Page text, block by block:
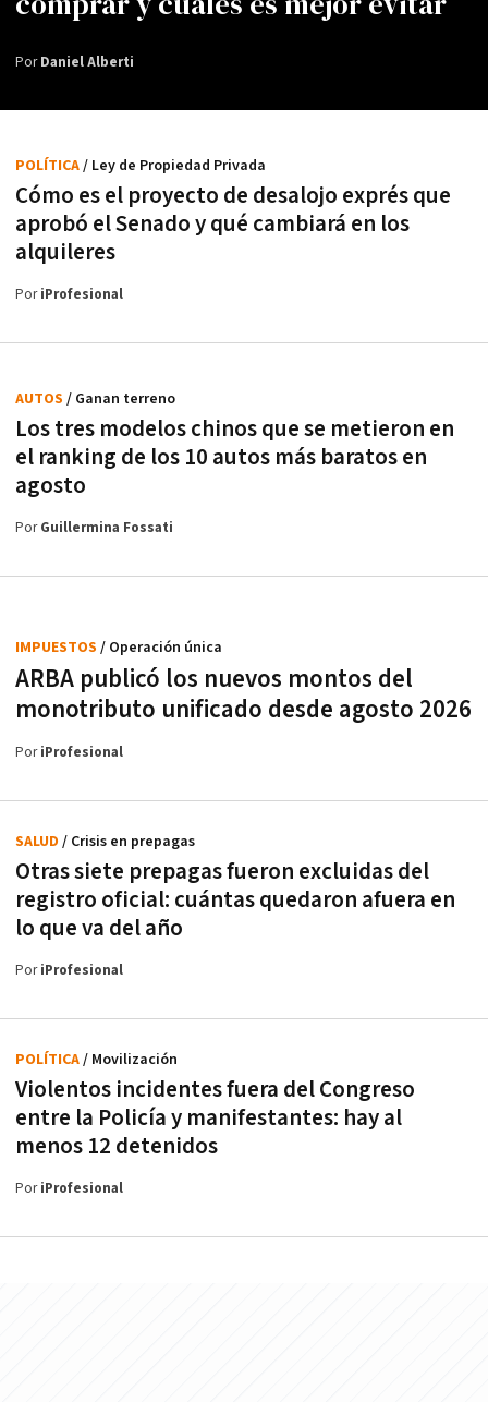
PorDaniel Alberti
Cómo es el proyecto de desalojo exprés que
aprobó el Senado y qué cambiará en los
alquileres
POLÍTICA/ Ley de Propiedad Privada
PoriProfesional
Los tres modelos chinos que se metieron en
el ranking de los 10 autos más baratos en
agosto
AUTOS / Ganan terreno
PorGuillermina Fossati
ARBA publicó los nuevos montos del
monotributo unificado desde agosto 2026
IMPUESTOS / Operación única
PoriProfesional
Otras siete prepagas fueron excluidas del
registro oficial: cuántas quedaron afuera en
lo que va del año
SALUD / Crisis en prepagas
PoriProfesional
Violentos incidentes fuera del Congreso
entre la Policía y manifestantes: hay al
menos 12 detenidos
POLÍTICA/ Movilización
PoriProfesional